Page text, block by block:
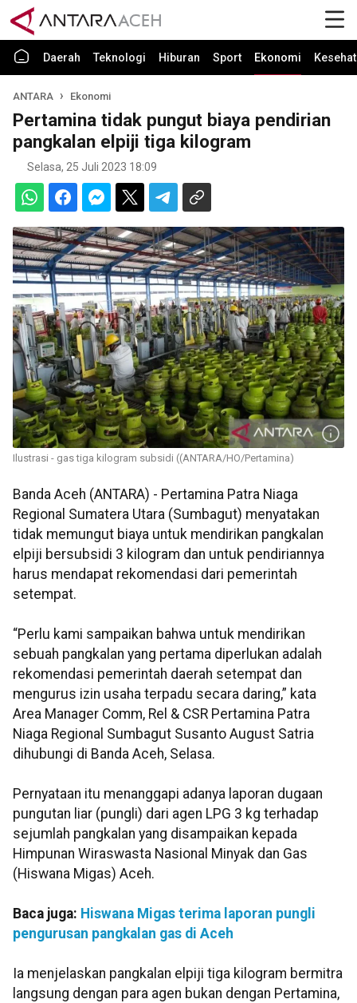
Daerah Teknologi Hiburan Sport Ekonomi
ANTARA Ekonomi
Pertamina tidak pungut biaya pendirian
pangkalan elpiji tiga kilogram
Selasa, 25 Juli 2023 18:09
Ilustrasi - gas tiga kilogram subsidi ((ANTARA/HO/Pertamina)
Banda Aceh (ANTARA) - Pertamina Patra Niaga
Regional Sumatera Utara (Sumbagut) menyatakan
tidak memungut biaya untuk mendirikan pangkalan
elpiji bersubsidi 3 kilogram dan untuk pendiriannya
harus mendapat rekomendasi dari pemerintah
setempat.
“Perlu kami sampaikan bahwa untuk mendirikan
sebuah pangkalan yang pertama diperlukan adalah
rekomendasi pemerintah daerah setempat dan
mengurus izin usaha terpadu secara daring,” kata
Area Manager Comm, Rel & CSR Pertamina Patra
Niaga Regional Sumbagut Susanto August Satria
dihubungi di Banda Aceh, Selasa.
Pernyataan itu menanggapi adanya laporan dugaan
pungutan liar (pungli) dari agen LPG 3 kg terhadap
sejumlah pangkalan yang disampaikan kepada
Himpunan Wiraswasta Nasional Minyak dan Gas
(Hiswana Migas) Aceh.
Baca juga: Hiswana Migas terima laporan pungli
pengurusan pangkalan gas di Aceh
Ia menjelaskan pangkalan elpiji tiga kilogram bermitra
langsung dengan para agen bukan dengan Pertamina,